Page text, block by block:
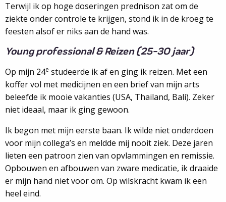
Terwijl ik op hoge doseringen prednison zat om de
ziekte onder controle te krijgen, stond ik in de kroeg te
feesten alsof er niks aan de hand was.
Young professional & Reizen (25-30 jaar)
Op mijn 24e studeerde ik af en ging ik reizen. Met een
koffer vol met medicijnen en een brief van mijn arts
beleefde ik mooie vakanties (USA, Thailand, Bali). Zeker
niet ideaal, maar ik ging gewoon.
Ik begon met mijn eerste baan. Ik wilde niet onderdoen
voor mijn collega’s en meldde mij nooit ziek. Deze jaren
lieten een patroon zien van opvlammingen en remissie.
Opbouwen en afbouwen van zware medicatie, ik draaide
er mijn hand niet voor om. Op wilskracht kwam ik een
heel eind.